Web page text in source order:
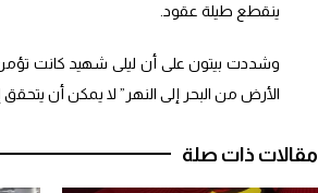
ينقطع طيلة عقود.
وشددت بيتون على أن ليلى شهيد كانت تؤمن
الأرض من البحر إلى النهر” لا يمكن أن
مقالات ذات صلة